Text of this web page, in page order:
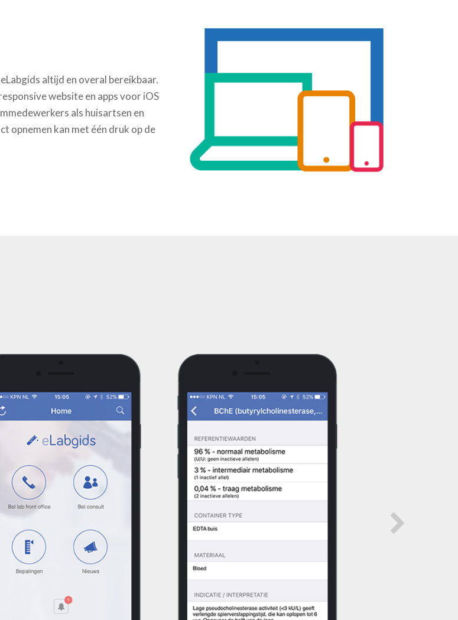
altijd en overal bereikbaar.
website en apps voor iOS
als huisartsen en
opnemen kan met één druk op de